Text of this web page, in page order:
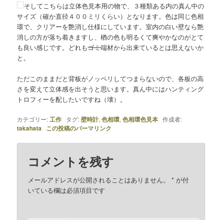
そしてこちらは立体色見本用の物で、３種類ある内の真ん中の
サイズ（確か直径４００ミリくらい）となります。色は同じ色相
環で、クリアーを艶消し仕様にしています。室内の白い壁なら艶
消しの方が落ち着きますし、楢の色も明るくて爽やかなのがとて
も良い感じです。どれもゴミ端材から出来ているとは思えないか
と。
ただこのままだと背板がノッペリしてつまらないので、各板の高
さを変えて立体感を出そうと思います。真ん中にはハンティング
トロフィーを配したいですね（壊）。
カテゴリー:工作 タグ:壁時計,色相環,色相環色見本 作成者:
takahata この投稿のパーマリンク
コメントを残す
メールアドレスが公開されることはありません。 * が付
いている欄は必須項目です